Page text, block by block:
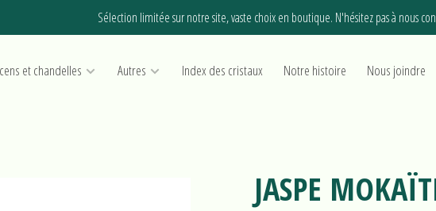
Sélection limitée sur notre site, vaste choix en boutique. N'hésitez pas à nous
et chandelles Autres Index des cristaux Notre histoire Nous joindre
JASPE